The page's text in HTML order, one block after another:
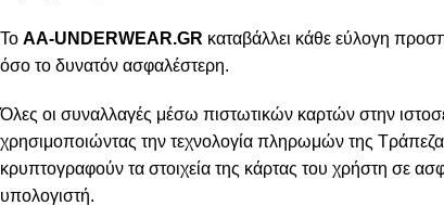
Το AA-UNDERWEAR.GR καταβάλλει κάθε εύλογη
όσο το δυνατόν ασφαλέστερη.
Όλες οι συναλλαγές μέσω πιστωτικών καρτών στην
χρησιμοποιώντας την τεχνολογία πληρωμών της
κρυπτογραφούν τα στοιχεία της κάρτας του χρήστη σε
υπολογιστή.